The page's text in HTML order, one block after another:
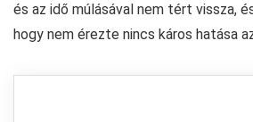
és az idő múlásával nem tért vissza,
hogy nem érezte nincs káros hatása